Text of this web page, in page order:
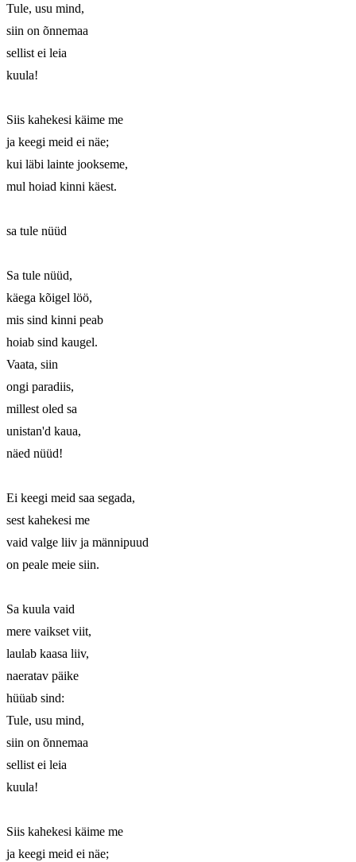
Tule, usu mind,
siin on õnnemaa
sellist ei leia
kuula!
Siis kahekesi käime me
ja keegi meid ei näe;
kui läbi lainte jookseme,
mul hoiad kinni käest.
sa tule nüüd
Sa tule nüüd,
käega kõigel löö,
mis sind kinni peab
hoiab sind kaugel.
Vaata, siin
ongi paradiis,
millest oled sa
unistan'd kaua,
näed nüüd!
Ei keegi meid saa segada,
sest kahekesi me
vaid valge liiv ja männipuud
on peale meie siin.
Sa kuula vaid
mere vaikset viit,
laulab kaasa liiv,
naeratav päike
hüüab sind:
Tule, usu mind,
siin on õnnemaa
sellist ei leia
kuula!
Siis kahekesi käime me
ja keegi meid ei näe;